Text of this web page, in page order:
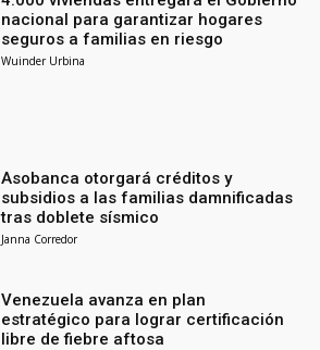
nacional para garantizar hogares
seguros a familias en riesgo
Wuinder Urbina
Asobanca otorgará créditos y
subsidios a las familias damnificadas
tras doblete sísmico
Janna Corredor
Venezuela avanza en plan
estratégico para lograr certificación
libre de fiebre aftosa